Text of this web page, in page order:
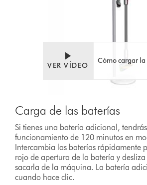
VER VÍDEO
Cómo cargar
Carga de las baterías
Si tienes una batería adicional,
funcionamiento de 120 minutos en
Intercambia las baterías rápidamente
rojo de apertura de la batería y
sacarla de la máquina. La batería
cuando hace clic.